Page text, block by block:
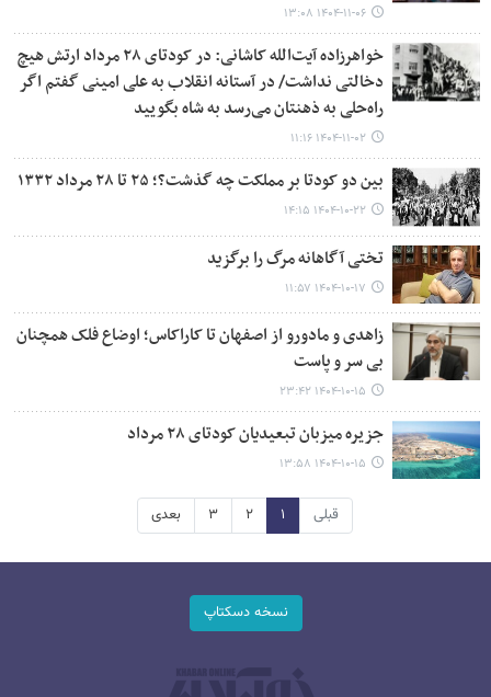
۱۴۰۴-۱۱-۰۶ ۱۳:۰۸
خواهرزاده آیت‌الله کاشانی: در کودتای ۲۸ مرداد ارتش هیچ
دخالتی نداشت/ در آستانه انقلاب به علی امینی گفتم اگر
راه‌حلی به ذهنتان می‌رسد به شاه بگویید
۱۴۰۴-۱۱-۰۲ ۱۱:۱۶
بین دو کودتا بر مملکت چه گذشت؟؛ ۲۵ تا ۲۸ مرداد ۱۳۳۲
۱۴۰۴-۱۰-۲۲ ۱۴:۱۵
تختی آگاهانه مرگ را برگزید
۱۴۰۴-۱۰-۱۷ ۱۱:۵۷
زاهدی و مادورو از اصفهان تا کاراکاس؛ اوضاع فلک همچنان
بی سر و پاست
۱۴۰۴-۱۰-۱۵ ۲۳:۴۲
جزیره میزبان تبعیدیان کودتای ۲۸ مرداد
۱۴۰۴-۱۰-۱۵ ۱۳:۵۸
قبلی ۱ ۲ ۳ بعدی
نسخه دسکتاپ